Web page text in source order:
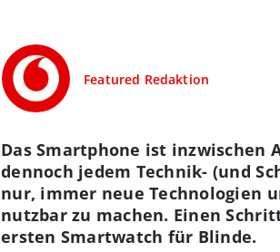
Featured Redaktion
Das Smartphone ist inzwischen
dennoch jedem Technik- (und
nur, immer neue Technologien
nutzbar zu machen. Einen
ersten Smartwatch für Blinde.